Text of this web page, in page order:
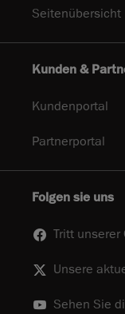
Seitenübersicht
Kunden &
Kundenportal
Partnerportal
Folgen sie uns
Tritt unserer
Unsere
Sehen Sie